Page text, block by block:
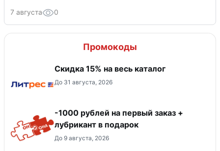
7 августа 0
Промокоды
Скидка 15% на весь каталог
До 31 августа, 2026
-1000 рублей на первый заказ +
лубрикант в подарок
До 9 августа, 2026